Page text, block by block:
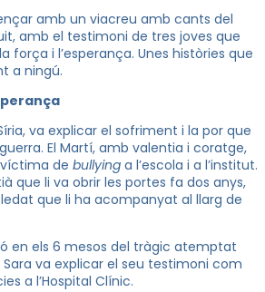
amb un viacreu amb cants del
amb el testimoni de tres joves que
força i l’esperança. Unes històries que
a ningú.
va explicar el sofriment i la por que
El Martí, amb valentia i coratge,
de bullying a l’escola i a l’institut.
que li va obrir les portes fa dos anys,
que li ha acompanyat al llarg de
en els 6 mesos del tràgic atemptat
Sara va explicar el seu testimoni com
a l’Hospital Clínic.